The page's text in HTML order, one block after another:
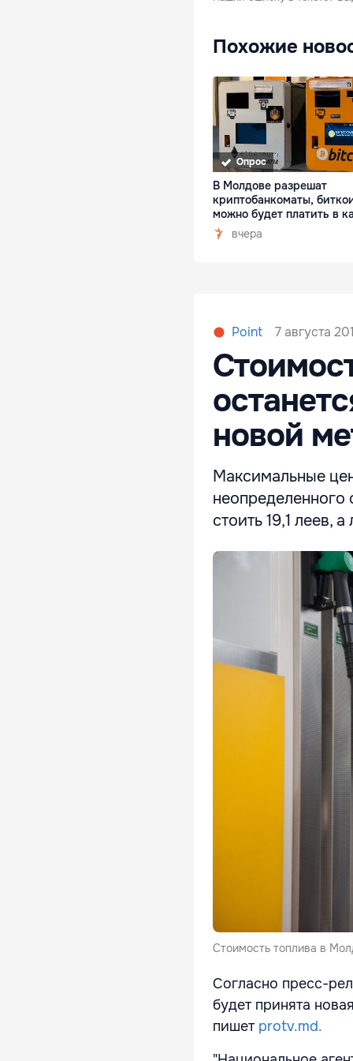
Похожие
Опрос
В Молдове разрешат
криптобанкоматы,
можно будет платить в
вчера
Point 7 августа
новой
Максимальные
неопределенного
стоить 19,1 леев,
Стоимость топлива в
Согласно пресс-
будет принята
пишетprotv.md.